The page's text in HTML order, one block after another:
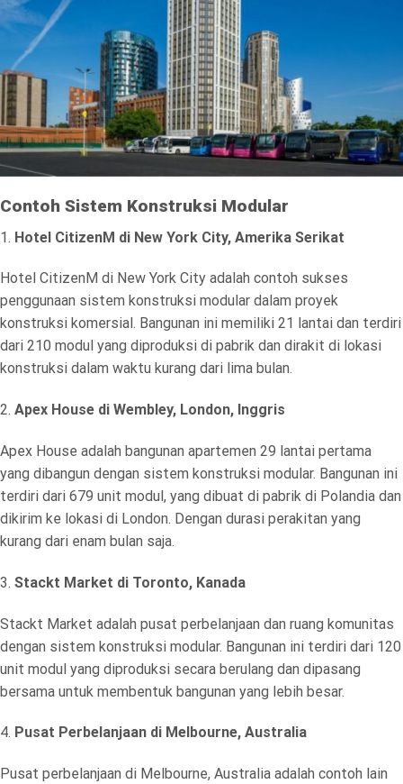
Contoh Sistem Konstruksi Modular
1. Hotel CitizenM di New York City, Amerika Serikat
Hotel CitizenM di New York City adalah contoh sukses
penggunaan sistem konstruksi modular dalam proyek
konstruksi komersial. Bangunan ini memiliki 21 lantai dan terdiri
dari 210 modul yang diproduksi di pabrik dan dirakit di lokasi
konstruksi dalam waktu kurang dari lima bulan.
2. Apex House di Wembley, London, Inggris
Apex House adalah bangunan apartemen 29 lantai pertama
yang dibangun dengan sistem konstruksi modular. Bangunan ini
terdiri dari 679 unit modul, yang dibuat di pabrik di Polandia dan
dikirim ke lokasi di London. Dengan durasi perakitan yang
kurang dari enam bulan saja.
3. Stackt Market di Toronto, Kanada
Stackt Market adalah pusat perbelanjaan dan ruang komunitas
dengan sistem konstruksi modular. Bangunan ini terdiri dari 120
unit modul yang diproduksi secara berulang dan dipasang
bersama untuk membentuk bangunan yang lebih besar.
4. Pusat Perbelanjaan di Melbourne, Australia
Pusat perbelanjaan di Melbourne, Australia adalah contoh lain